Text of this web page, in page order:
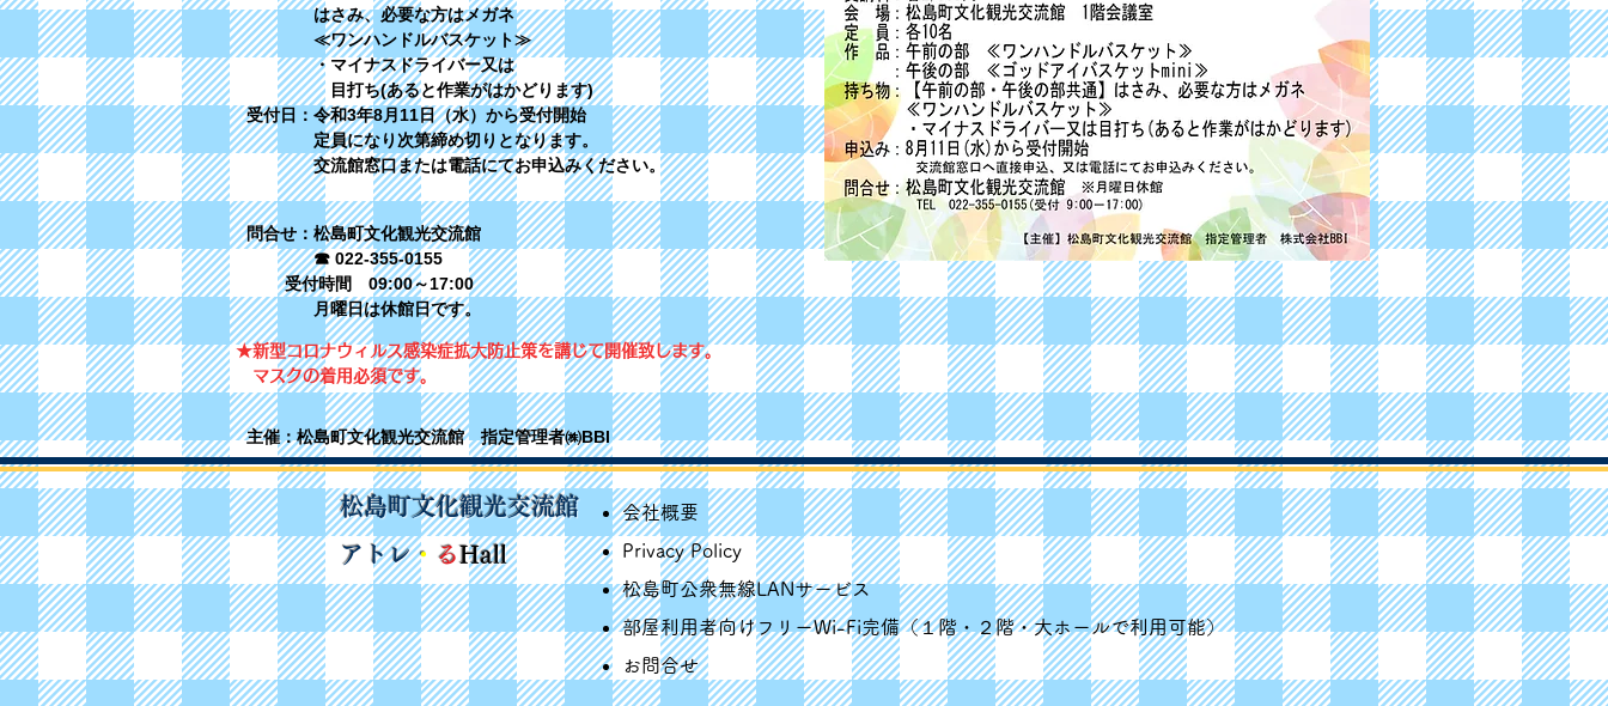
はさみ、必要な方はメガネ
≪ワンハンドルバスケット≫
・マイナスドライバー又は
目打ち(あると作業がはかどります)
受付日：令和3年8月11日（水）から受付開始
定員になり次第締め切りとなります。
交流館窓口または電話にてお申込みください。
問合せ：松島町文化観光交流館
☎ 022-355-0155
受付時間 09:00～17:00
​ 月曜日は休館日です。
★新型コロナウィルス感染症拡大防止策を講じて開催致します。
マスクの着用必須です。
主催：松島町文化観光交流館 指定管理者㈱BBI
松島町文化観光交流館
​ アトレ・ るHall
会社概要
Privacy Policy
松島町公衆無線LANサービス
​​部屋利用者向けフリーWi-Fi完備（１階・２階・大ホールで利用可能）
​お問合せ